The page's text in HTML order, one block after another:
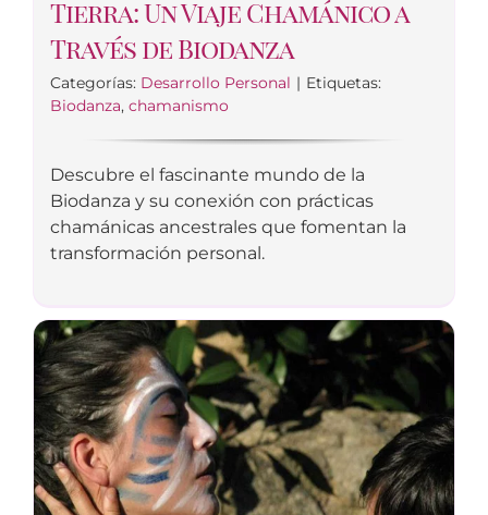
Tierra: Un Viaje Chamánico a
Través de Biodanza
Categorías: Desarrollo Personal | Etiquetas:
Biodanza, chamanismo
Descubre el fascinante mundo de la
Biodanza y su conexión con prácticas
chamánicas ancestrales que fomentan la
transformación personal.